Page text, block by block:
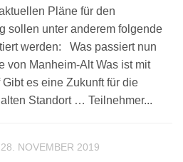
Pläne für den
sollen unter anderem folgende
werden: Was passiert nun
von Manheim-Alt Was ist mit
es eine Zukunft für die
Standort … Teilnehmer...
28. NOVEMBER 2019